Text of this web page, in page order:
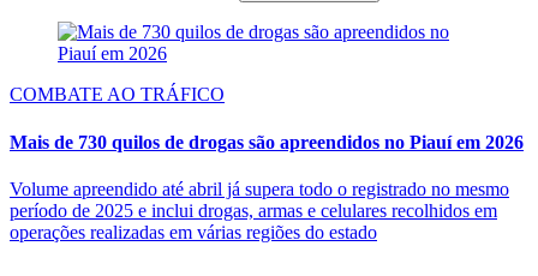
COMBATE AO TRÁFICO
Mais de 730 quilos de drogas são apreendidos no Piauí em 2026
Volume apreendido até abril já supera todo o registrado no mesmo
período de 2025 e inclui drogas, armas e celulares recolhidos em
operações realizadas em várias regiões do estado